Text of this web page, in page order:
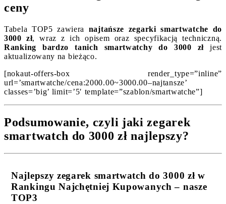
ceny
Tabela TOP5 zawiera najtańsze zegarki smartwatche do
3000 zł, wraz z ich opisem oraz specyfikacją techniczną.
Ranking bardzo tanich smartwatchy do 3000 zł jest
aktualizowany na bieżąco.
[nokaut-offers-box render_type=”inline”
url=’smartwatche/cena:2000.00~3000.00–najtansze’
classes=’big’ limit=’5′ template=”szablon/smartwatche”]
Podsumowanie, czyli jaki zegarek
smartwatch do 3000 zł najlepszy?
Najlepszy zegarek smartwatch do 3000 zł w
Rankingu Najchętniej Kupowanych – nasze
TOP3